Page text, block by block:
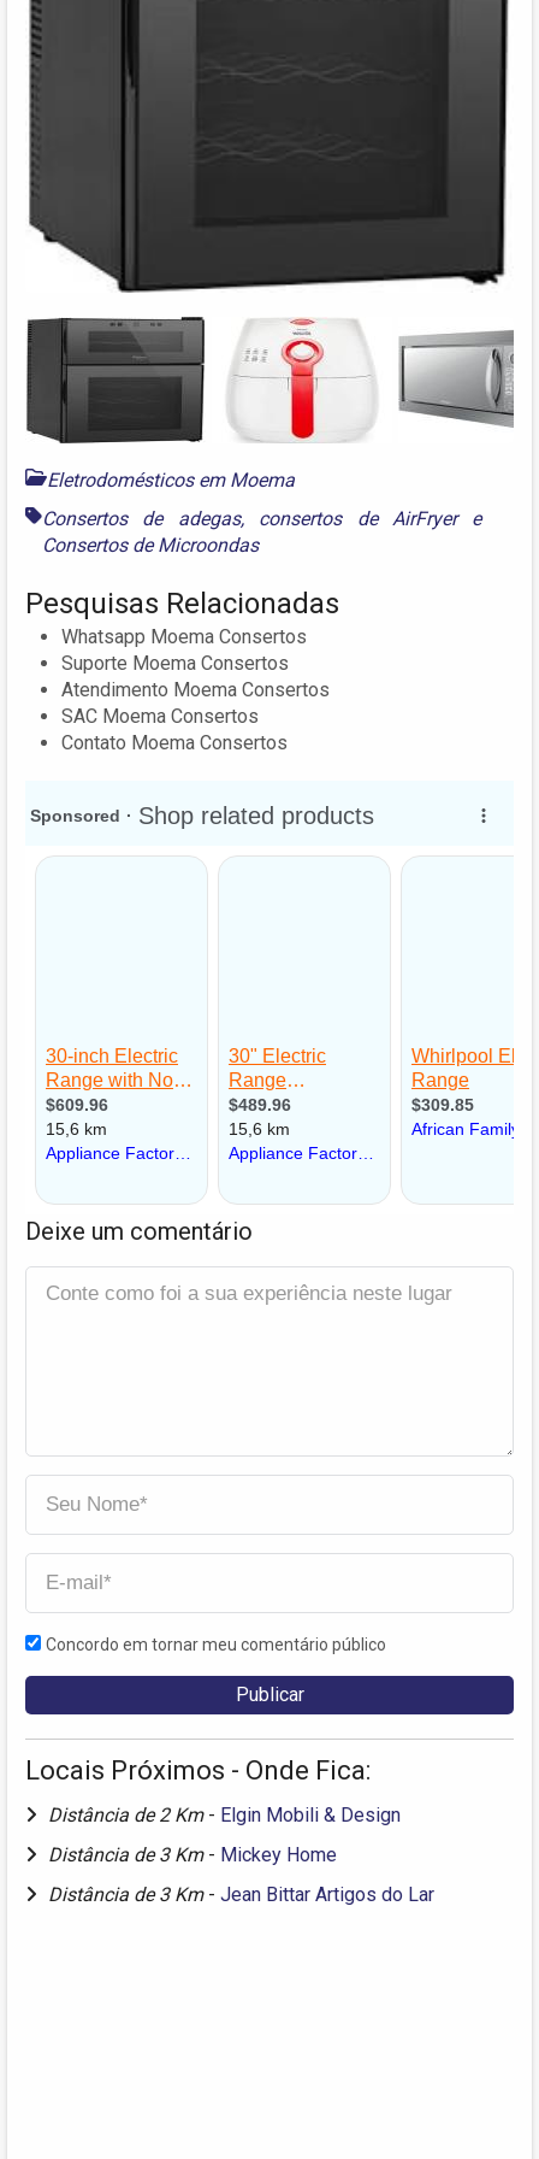
Eletrodomésticos em Moema
Consertos de adegas, consertos de AirFryere
Consertos de Microondas
Pesquisas Relacionadas
Whatsapp Moema Consertos
Suporte Moema Consertos
Atendimento Moema Consertos
SAC Moema Consertos
Contato Moema Consertos
Deixe um comentário
Concordo em tornar meu comentário público
Locais Próximos - Onde Fica:
Distância de 2 Km - Elgin Mobili & Design
Distância de 3 Km - Mickey Home
Distância de 3 Km - Jean Bittar Artigos do Lar